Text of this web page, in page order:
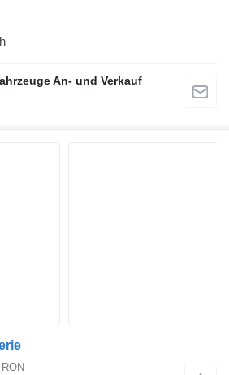
An- und Verkauf